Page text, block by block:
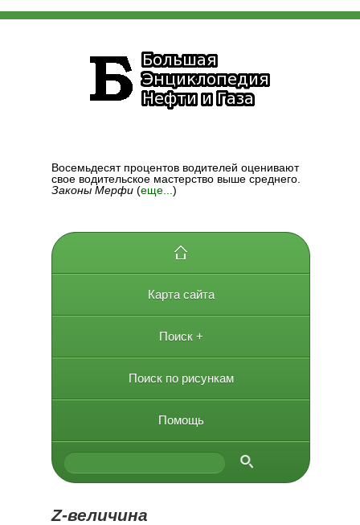
Восемьдесят процентов водителей оценивают
свое водительское мастерство выше среднего.
Законы Мерфи (еще... )
Карта сайта
Поиск +
Поиск по рисункам
Помощь
Z-величина